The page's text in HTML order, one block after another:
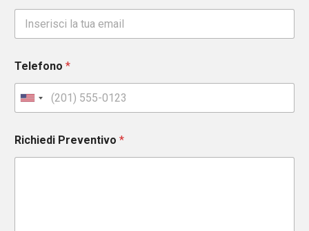
Telefono *
U
n
t
e
Richiedi Preventivo *